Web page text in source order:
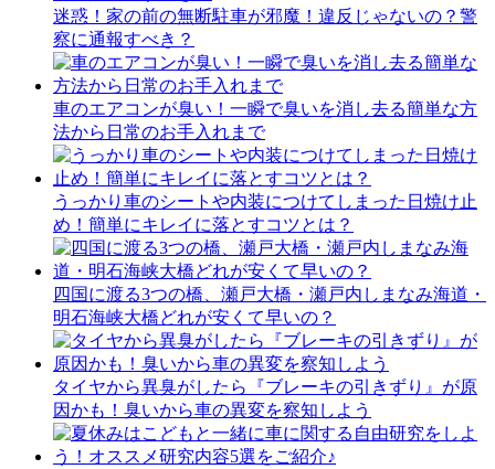
迷惑！家の前の無断駐車が邪魔！違反じゃないの？警
察に通報すべき？
車のエアコンが臭い！一瞬で臭いを消し去る簡単な方
法から日常のお手入れまで
うっかり車のシートや内装につけてしまった日焼け止
め！簡単にキレイに落とすコツとは？
四国に渡る3つの橋、瀬戸大橋・瀬戸内しまなみ海道・
明石海峡大橋どれが安くて早いの？
タイヤから異臭がしたら『ブレーキの引きずり』が原
因かも！臭いから車の異変を察知しよう